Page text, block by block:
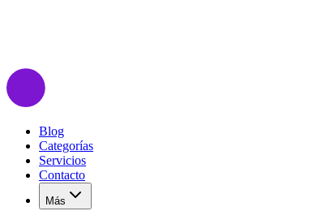
Blog
Categorías
Servicios
Contacto
Más